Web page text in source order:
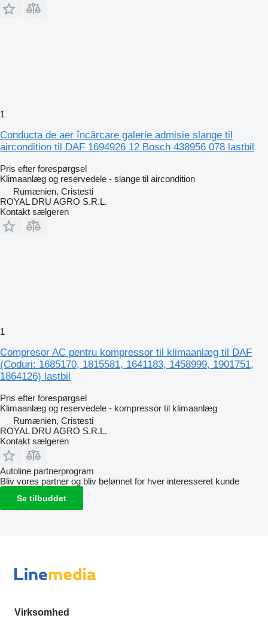
1
Conducta de aer încărcare galerie admisie slange til
aircondition til DAF 1694926 12 Bosch 438956 078 lastbil
Pris efter forespørgsel
Klimaanlæg og reservedele - slange til aircondition
Rumænien, Cristesti
ROYAL DRU AGRO S.R.L.
Kontakt sælgeren
1
Compresor AC pentru kompressor til klimaanlæg til DAF
(Coduri: 1685170, 1815581, 1641183, 1458999, 1901751,
1864126) lastbil
Pris efter forespørgsel
Klimaanlæg og reservedele - kompressor til klimaanlæg
Rumænien, Cristesti
ROYAL DRU AGRO S.R.L.
Kontakt sælgeren
Autoline partnerprogram
Bliv vores partner og bliv belønnet for hver interesseret kunde
Se tilbuddet
Virksomhed